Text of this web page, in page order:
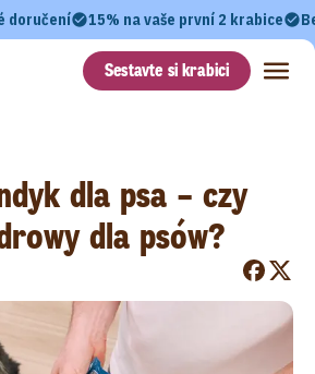
doručení 15% na vaše první 2 krabice
Sestavte si krabici
dla psa – czy
dla psów?